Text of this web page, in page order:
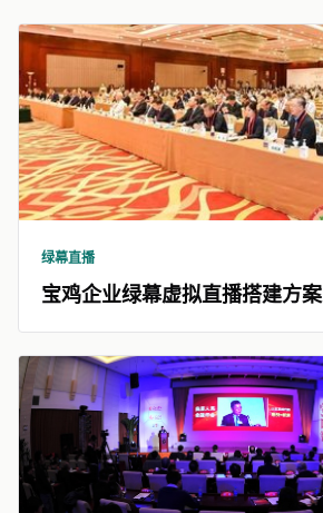
绿幕直播
宝鸡企业绿幕虚拟直播搭建方案